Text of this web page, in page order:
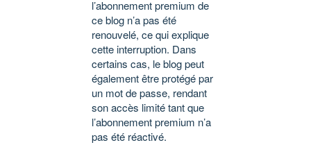
l’abonnement premium de
ce blog n’a pas été
renouvelé, ce qui explique
cette interruption. Dans
certains cas, le blog peut
également être protégé par
un mot de passe, rendant
son accès limité tant que
l’abonnement premium n’a
pas été réactivé.